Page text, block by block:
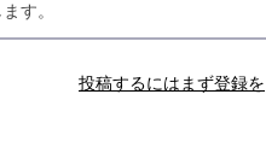
す。
投稿するにはまず登録を